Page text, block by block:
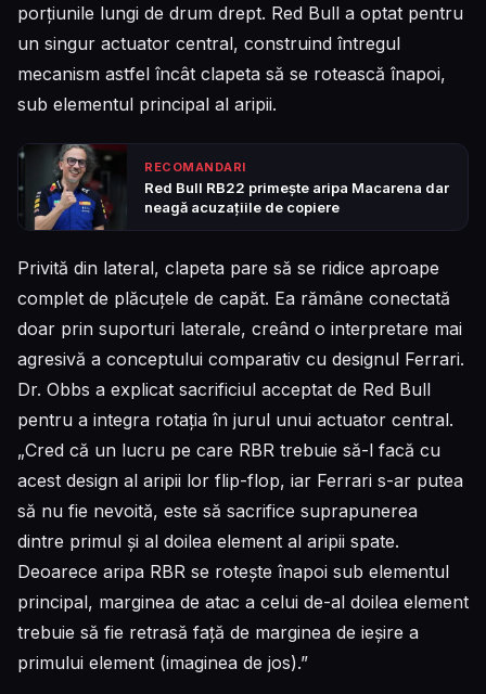
porțiunile lungi de drum drept. Red Bull a optat pentru
un singur actuator central, construind întregul
mecanism astfel încât clapeta să se rotească înapoi,
sub elementul principal al aripii.
RECOMANDARI
Red Bull RB22 primește aripa Macarena dar
neagă acuzațiile de copiere
Privită din lateral, clapeta pare să se ridice aproape
complet de plăcuțele de capăt. Ea rămâne conectată
doar prin suporturi laterale, creând o interpretare mai
agresivă a conceptului comparativ cu designul Ferrari.
Dr. Obbs a explicat sacrificiul acceptat de Red Bull
pentru a integra rotația în jurul unui actuator central.
„Cred că un lucru pe care RBR trebuie să-l facă cu
acest design al aripii lor flip-flop, iar Ferrari s-ar putea
să nu fie nevoită, este să sacrifice suprapunerea
dintre primul și al doilea element al aripii spate.
Deoarece aripa RBR se rotește înapoi sub elementul
principal, marginea de atac a celui de-al doilea element
trebuie să fie retrasă față de marginea de ieșire a
primului element (imaginea de jos).”